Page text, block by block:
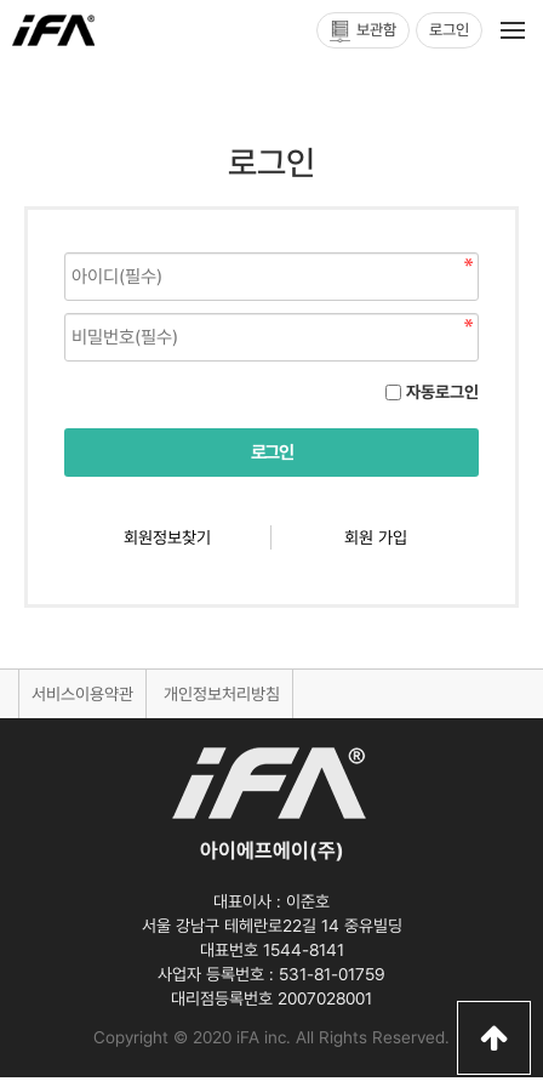
보관함 로그인
로그인
자동로그인
회원정보찾기 회원 가입
서비스이용약관 개인정보처리방침
아이에프에이(주)
대표이사 : 이준호
서울 강남구 테헤란로22길 14 중유빌딩
대표번호 1544-8141
사업자 등록번호 : 531-81-01759
대리점등록번호 2007028001
Copyright © 2020 iFA inc. All Rights Reserved.